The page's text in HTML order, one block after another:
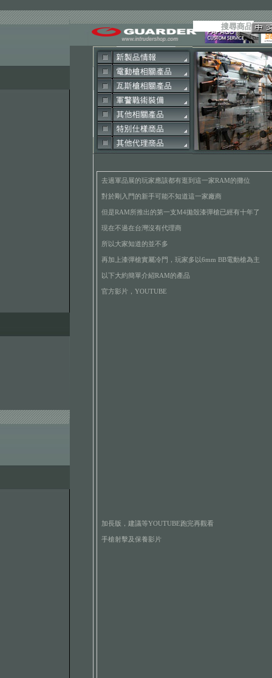
去過軍品展的玩家應該都有逛到這一家RAM的攤位
對於剛入門的新手可能不知道這一家廠商
但是RAM所推出的第一支M4拋殼漆彈槍已經有十年了
現在不過在台灣沒有代理商
所以大家知道的並不多
再加上漆彈槍實屬冷門，玩家多以6mm BB電動槍為主
以下大約簡單介紹RAM的產品
官方影片，YOUTUBE
加長版，建議等YOUTUBE跑完再觀看
手槍射擊及保養影片